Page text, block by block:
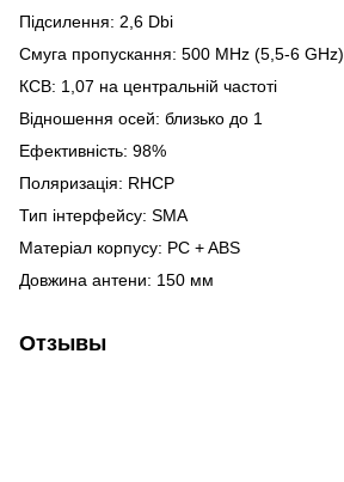
Підсилення: 2,6 Dbi
Смуга пропускання: 500 МHz (5,5-6 GHz)
КСВ: 1,07 на центральній частоті
Відношення осей: близько до 1
Ефективність: 98%
Поляризація: RHCP
Тип інтерфейсу: SMA
Матеріал корпусу: PC + ABS
Довжина антени: 150 мм
Отзывы